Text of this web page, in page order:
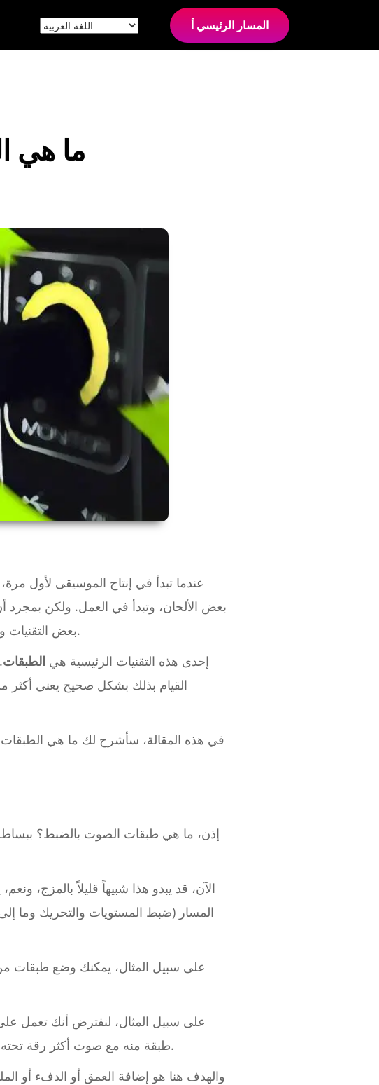
المسار الرئيسي أ
ما هي
عندما تبدأ في إنتاج الموسيقى لأول
بعض الألحان، وتبدأ في العمل. ولكن بمجرد
بعضكنت تعرف كيفية التعامل معها.
إحدى هذه التقنيات الرئيسية هي الطبقات
القيام بذلك بشكل صحيح يعني
في هذه المقالة، سأشرح لك ما هي الطبقات
إذن، ما هي طبقات الصوت بالضبط؟
الآن، قد يبدو هذا شبيهاً قليلاً بالمزج،
المسار (ضبط المستويات والتحريك وما
على سبيل المثال، يمكنك وضع طبقات من
على سبيل المثال، لنفترض أنك تعمل
طبقة منه مع صوت أكثر رقة تحته، ربما شيء ذو حضور منخفض ومتوسط أكثر، فإنك تضيف على الفور بعض الدفء.
والهدف هنا هو إضافة العمق أو الدفء أو